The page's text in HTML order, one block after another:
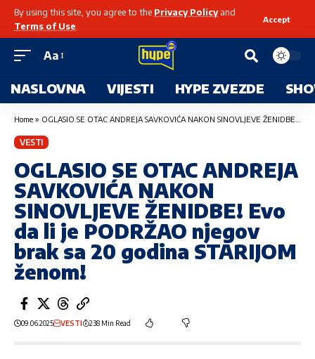
By using this site, you agree to the Privacy Policyand
Terms of Use
Accept
Aa
NASLOVNA VIJESTI HYPE ZVEZDE
Home » OGLASIO SE OTAC ANDREJA SAVKOVIĆA NAKON SINOVLJEVE ŽENIDBE! Evo da li je PODRŽAO njegov brak sa 20 godina STARIJOM ženom!
VESTI
OGLASIO SE OTAC ANDREJA
SAVKOVIĆA NAKON
SINOVLJEVE ŽENIDBE! Evo
da li je PODRŽAO njegov
brak sa 20 godina STARIJOM
ženom!
09.06.2025 VESTI 238 Min Read